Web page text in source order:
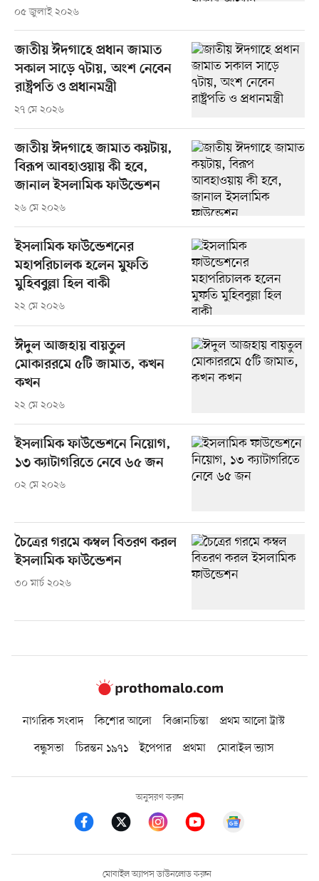
০৫ জুলাই ২০২৬
জাতীয় ঈদগাহে প্রধান জামাত
সকাল সাড়ে ৭টায়, অংশ নেবেন
রাষ্ট্রপতি ও প্রধানমন্ত্রী
২৭ মে ২০২৬
জাতীয় ঈদগাহে জামাত কয়টায়,
বিরূপ আবহাওয়ায় কী হবে,
জানাল ইসলামিক ফাউন্ডেশন
২৬ মে ২০২৬
ইসলামিক ফাউন্ডেশনের
মহাপরিচালক হলেন মুফতি
মুহিববুল্লা হিল বাকী
২২ মে ২০২৬
ঈদুল আজহায় বায়তুল
মোকাররমে ৫টি জামাত, কখন
কখন
২২ মে ২০২৬
ইসলামিক ফাউন্ডেশনে নিয়োগ,
১৩ ক্যাটাগরিতে নেবে ৬৫ জন
০২ মে ২০২৬
চৈত্রের গরমে কম্বল বিতরণ করল
ইসলামিক ফাউন্ডেশন
৩০ মার্চ ২০২৬
নাগরিক সংবাদ কিশোর আলো বিজ্ঞানচিন্তা
প্রথম আলো ট্রাস্ট
বন্ধুসভা
চিরন্তন ১৯৭১ ইপেপার প্রথমা মোবাইল ভ্যাস
অনুসরণ করুন
মোবাইল অ্যাপস ডাউনলোড করুন